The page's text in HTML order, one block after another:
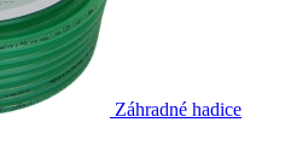
Záhradné hadice